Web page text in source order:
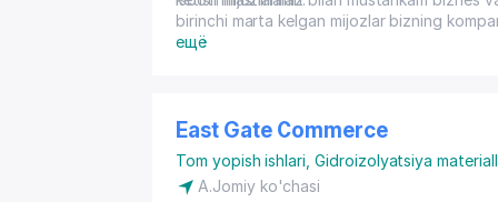
birinchi marta kelgan mijozlar bizning
berib, bir muncha vaqt o'tgach, bizga yana
ещё
East Gate Commerce
Tom yopish ishlari ,Gidroizolyatsiya
A.Jomiy ko'chasi